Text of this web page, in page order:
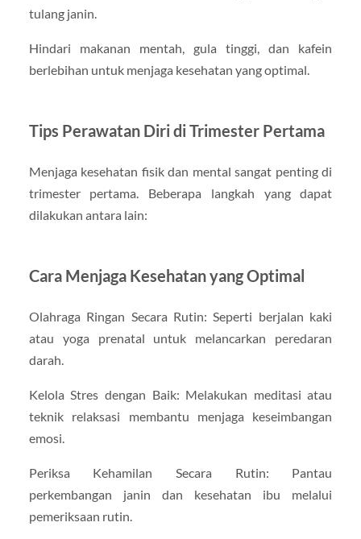
tulang janin.
Hindari makanan mentah, gula tinggi, dan kafein
berlebihan untuk menjaga kesehatan yang optimal.
Tips Perawatan Diri di Trimester Pertama
Menjaga kesehatan fisik dan mental sangat penting di
trimester pertama. Beberapa langkah yang dapat
dilakukan antara lain:
Cara Menjaga Kesehatan yang Optimal
Olahraga Ringan Secara Rutin: Seperti berjalan kaki
atau yoga prenatal untuk melancarkan peredaran
darah.
Kelola Stres dengan Baik: Melakukan meditasi atau
teknik relaksasi membantu menjaga keseimbangan
emosi.
Periksa Kehamilan Secara Rutin: Pantau
perkembangan janin dan kesehatan ibu melalui
pemeriksaan rutin.